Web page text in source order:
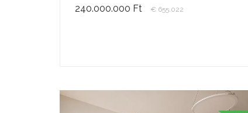
240.000.000 Ft € 655.022